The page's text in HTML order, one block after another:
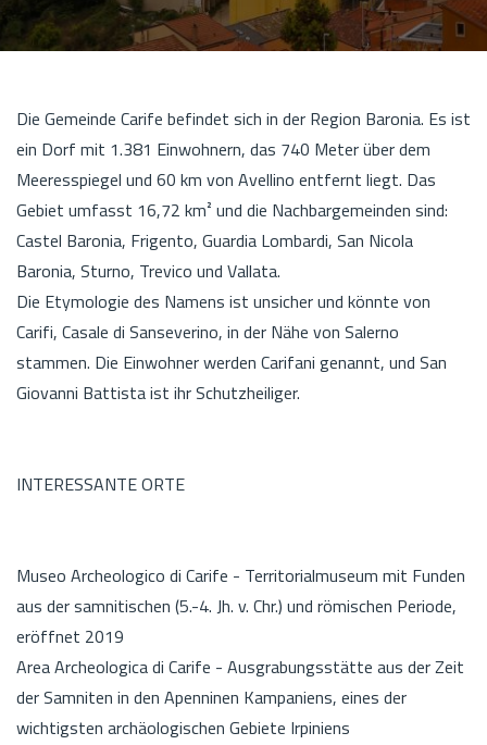
Die Gemeinde Carife befindet sich in der Region Baronia. Es ist
ein Dorf mit 1.381 Einwohnern, das 740 Meter über dem
Meeresspiegel und 60 km von Avellino entfernt liegt. Das
Gebiet umfasst 16,72 km² und die Nachbargemeinden sind:
Castel Baronia, Frigento, Guardia Lombardi, San Nicola
Baronia, Sturno, Trevico und Vallata.
Die Etymologie des Namens ist unsicher und könnte von
Carifi, Casale di Sanseverino, in der Nähe von Salerno
stammen. Die Einwohner werden Carifani genannt, und San
Giovanni Battista ist ihr Schutzheiliger.
INTERESSANTE ORTE
Museo Archeologico di Carife - Territorialmuseum mit Funden
aus der samnitischen (5.-4. Jh. v. Chr.) und römischen Periode,
eröffnet 2019
Area Archeologica di Carife - Ausgrabungsstätte aus der Zeit
der Samniten in den Apenninen Kampaniens, eines der
wichtigsten archäologischen Gebiete Irpiniens